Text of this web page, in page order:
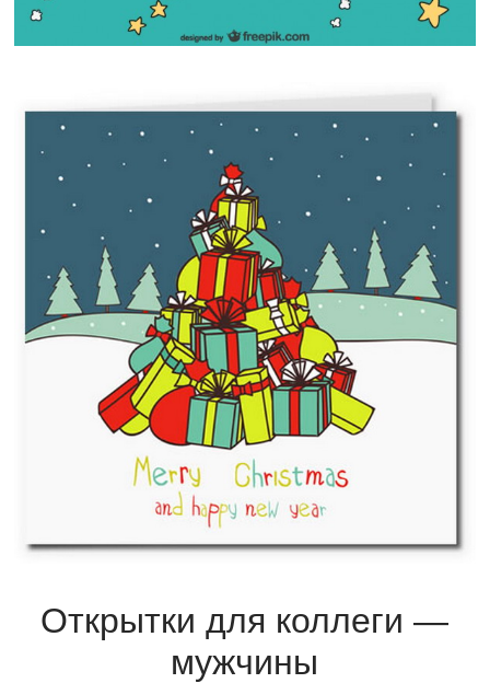
Открытки для коллеги —
мужчины